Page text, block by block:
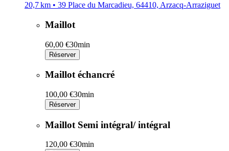
20,7 km • 39 Place du Marcadieu, 64410, Arzacq-Arraziguet
Maillot
60,00 €30min
Réserver
Maillot échancré
100,00 €30min
Réserver
Maillot Semi intégral/ intégral
120,00 €30min